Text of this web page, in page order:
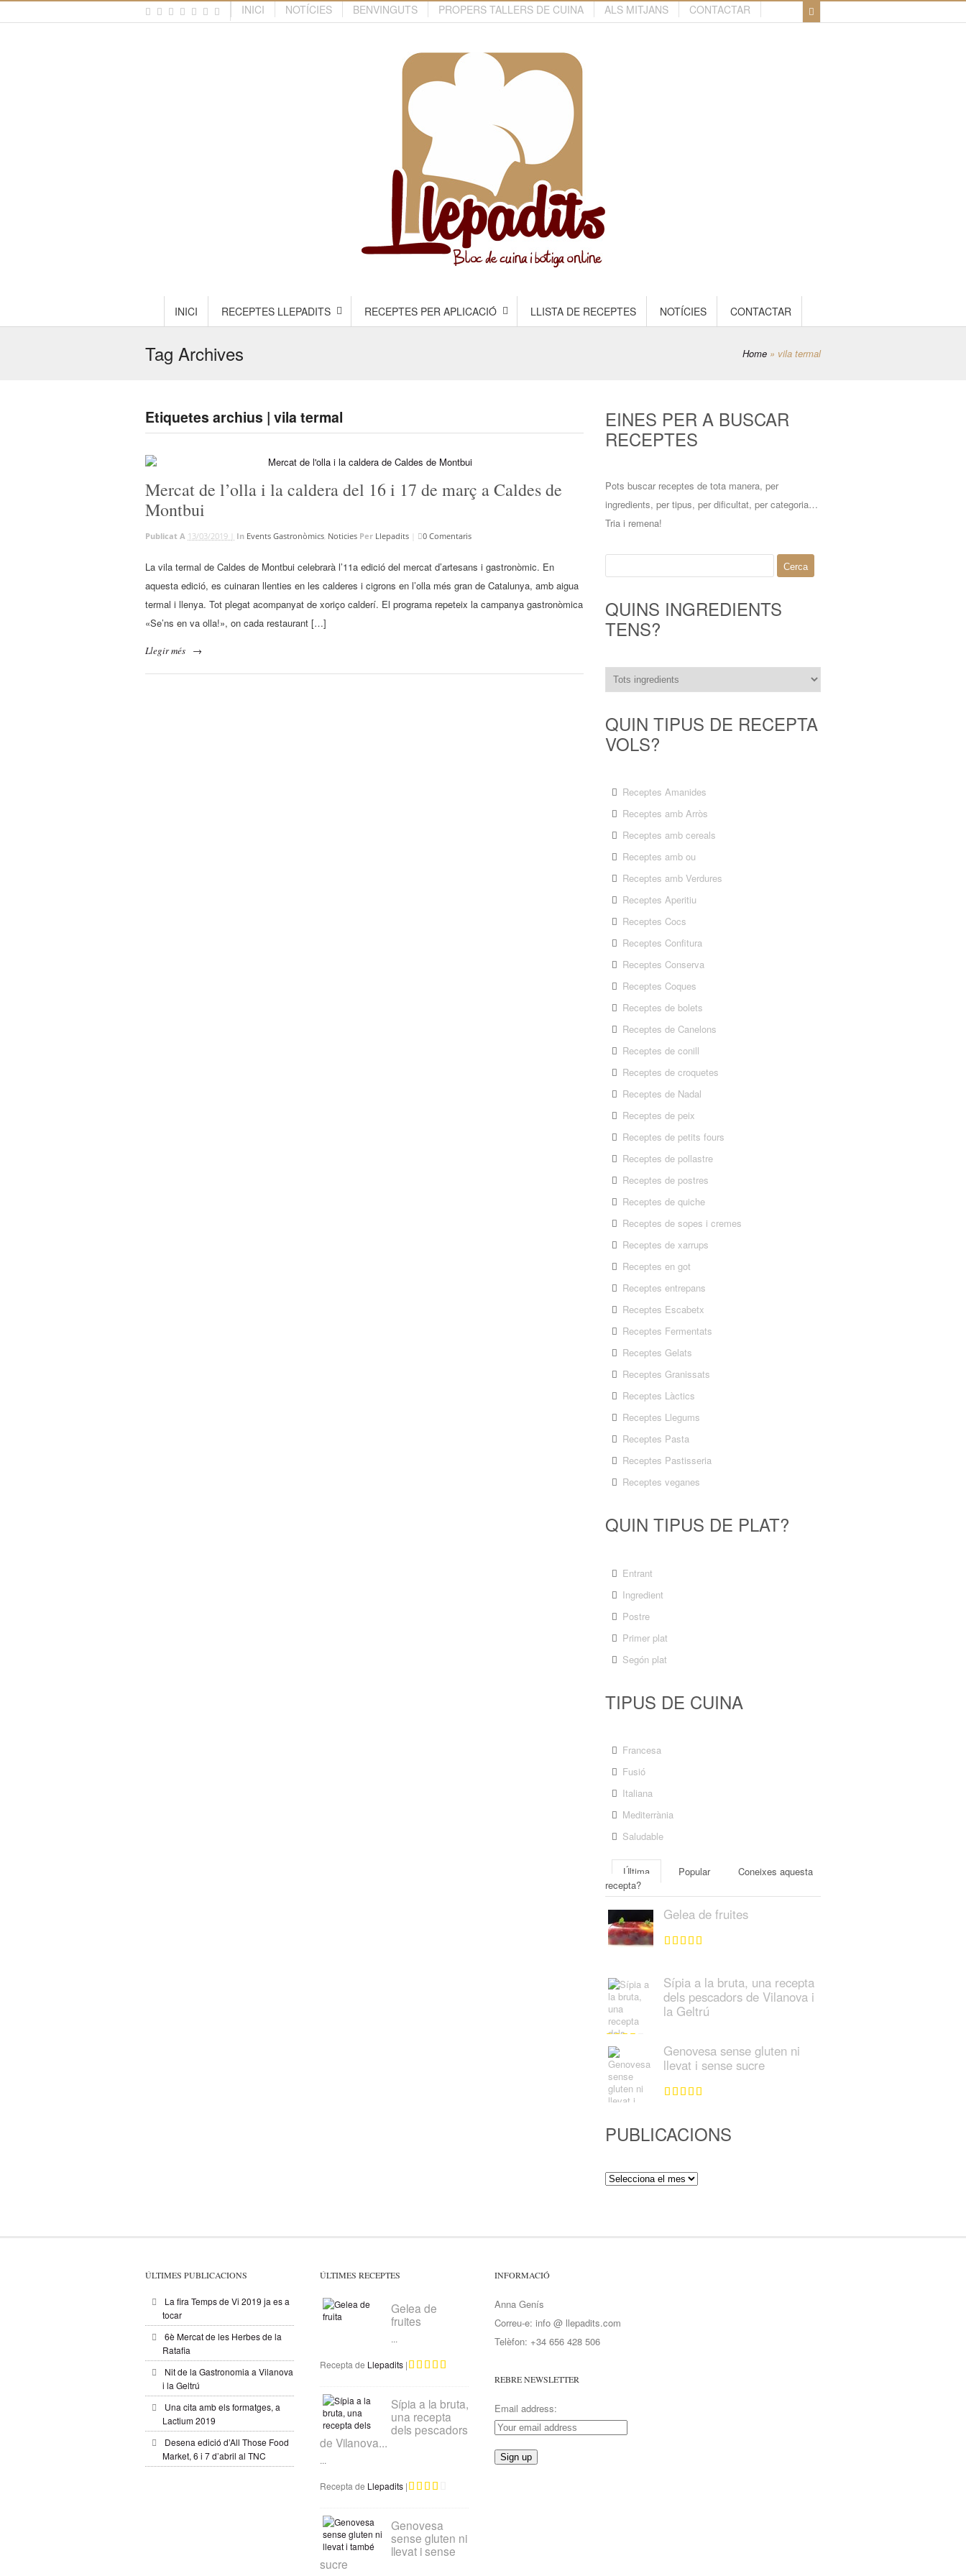
INICI NOTÍCIES BENVINGUTS PROPERS TALLERS DE CUINA ALS MITJANS CONTACTAR
INICI RECEPTES LLEPADITS RECEPTES PER APLICACIÓ LLISTA DE RECEPTES NOTÍCIES CONTACTAR
Tag Archives Home » vila termal
Etiquetes archius | vila termal
Mercat de l’olla i la caldera del 16 i 17 de març a Caldes de
Montbui
Publicat A 13/03/2019 | In Events Gastronòmics, Noticies Per Llepadits 0 Comentaris
La vila termal de Caldes de Montbui celebrarà l’11a edició del mercat d’artesans i gastronòmic. En
aquesta edició, es cuinaran llenties en les calderes i cigrons en l’olla més gran de Catalunya, amb aigua
termal i llenya. Tot plegat acompanyat de xoriço calderí. El programa repeteix la campanya gastronòmica
«Se’ns en va olla!», on cada restaurant […]
Llegir més →
EINES PER A BUSCAR
RECEPTES
Pots buscar receptes de tota manera, per
ingredients, per tipus, per dificultat, per categoria…
Tria i remena!
QUINS INGREDIENTS
TENS?
QUIN TIPUS DE RECEPTA
VOLS?
Receptes Amanides
Receptes amb Arròs
Receptes amb cereals
Receptes amb ou
Receptes amb Verdures
Receptes Aperitiu
Receptes Cocs
Receptes Confitura
Receptes Conserva
Receptes Coques
Receptes de bolets
Receptes de Canelons
Receptes de conill
Receptes de croquetes
Receptes de Nadal
Receptes de peix
Receptes de petits fours
Receptes de pollastre
Receptes de postres
Receptes de quiche
Receptes de sopes i cremes
Receptes de xarrups
Receptes en got
Receptes entrepans
Receptes Escabetx
Receptes Fermentats
Receptes Gelats
Receptes Granissats
Receptes Làctics
Receptes Llegums
Receptes Pasta
Receptes Pastisseria
Receptes veganes
QUIN TIPUS DE PLAT?
Entrant
Ingredient
Postre
Primer plat
Segón plat
TIPUS DE CUINA
Francesa
Fusió
Italiana
Mediterrània
Saludable
Última Popular
Coneixes aquesta
recepta?
Gelea de fruites
Sípia a la bruta, una recepta
dels pescadors de Vilanova i
la Geltrú
Genovesa sense gluten ni
llevat i sense sucre
PUBLICACIONS
Publicacions
ÚLTIMES PUBLICACIONS
La fira Temps de Vi 2019 ja es a
tocar
6è Mercat de les Herbes de la
Ratafia
Nit de la Gastronomia a Vilanova
i la Geltrú
Una cita amb els formatges, a
Lactium 2019
Desena edició d’All Those Food
Market, 6 i 7 d’abril al TNC
ÚLTIMES RECEPTES
Gelea de
fruites
...
Recepta de Llepadits|
Sípia a la bruta,
una recepta
dels pescadors
de Vilanova...
...
Recepta de Llepadits|
Genovesa
sense gluten ni
llevat i sense
sucre
INFORMACIÓ
Anna Genís
Correu-e: info @ llepadits.com
Telèfon: +34 656 428 506
REBRE NEWSLETTER
Email address: